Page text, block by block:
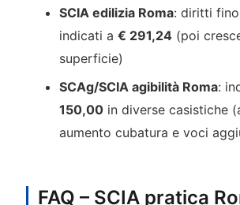
SCIA edilizia Roma: diritti
indicati a€ 291,24 (poi
superficie)
SCAg/SCIA agibilità Roma:
150,00 in diverse casistiche
aumento cubatura e voci
FAQ – SCIA pratica